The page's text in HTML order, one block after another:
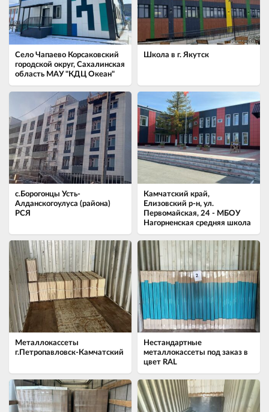
Село Чапаево ​Корсаковский
городской округ, Сахалинская
область МАУ "КДЦ Океан"
Школа в г. Якутск
с.Борогонцы Усть-
Алданскогоулуса (района)
РСЯ
Камчатский край,
Елизовский р-н, ул.
Первомайская, 24 - МБОУ
Нагорненская средняя школа
Металлокассеты
г.Петропавловск-Камчатский
Нестандартные
металлокассеты под заказ в
цвет RAL